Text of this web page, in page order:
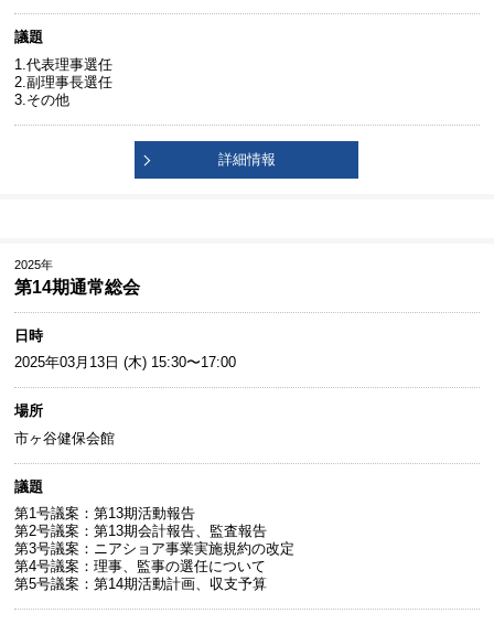
議題
1.代表理事選任
2.副理事長選任
3.その他
詳細情報
2025年
第14期通常総会
日時
2025年03月13日 (木) 15:30〜17:00
場所
市ヶ谷健保会館
議題
第1号議案：第13期活動報告
第2号議案：第13期会計報告、監査報告
第3号議案：ニアショア事業実施規約の改定
第4号議案：理事、監事の選任について
第5号議案：第14期活動計画、収支予算